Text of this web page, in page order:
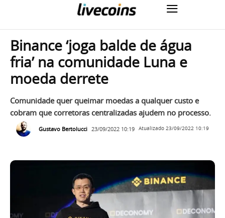
Binance ‘joga balde de água
fria’ na comunidade Luna e
moeda derrete
Comunidade quer queimar moedas a qualquer custo e
cobram que corretoras centralizadas ajudem no processo.
Gustavo Bertolucci 23/09/2022 10:19 Atualizado 23/09/2022 10:19